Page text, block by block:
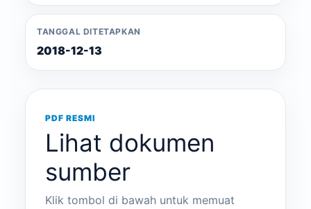
TANGGAL DITETAPKAN
2018-12-13
PDF RESMI
Lihat dokumen
sumber
Klik tombol di bawah untuk memuat